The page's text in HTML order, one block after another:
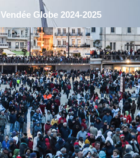
Vendée Globe 2024-2025